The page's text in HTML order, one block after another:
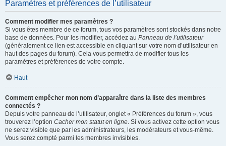
Paramètres et préférences de l’utilisateur
Comment modifier mes paramètres ?
Si vous êtes membre de ce forum, tous vos paramètres sont stockés dans notre
base de données. Pour les modifier, accédez au Panneau de l’utilisateur
(généralement ce lien est accessible en cliquant sur votre nom d’utilisateur en
haut des pages du forum). Cela vous permettra de modifier tous les
paramètres et préférences de votre compte.
Haut
Comment empêcher mon nom d’apparaître dans la liste des membres
connectés ?
Depuis votre panneau de l’utilisateur, onglet « Préférences du forum », vous
trouverez l’option Cacher mon statut en ligne. Si vous activez cette option vous
ne serez visible que par les administrateurs, les modérateurs et vous-même.
Vous serez compté parmi les membres invisibles.